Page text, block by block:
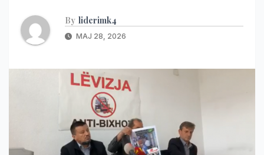
By liderimk4
MAJ 28, 2026